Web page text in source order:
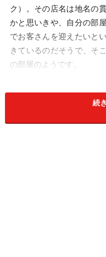
ク）。その店名は地名の
かと思いきや、自分の部
でお客さんを迎えたいと
きているのだそうで、そ
の部屋のようです。
与儀さんが趣味で集めた
続